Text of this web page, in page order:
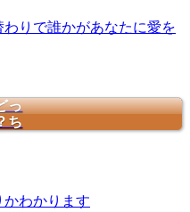
りで誰かがあなたに愛を
っ
ち
わかります